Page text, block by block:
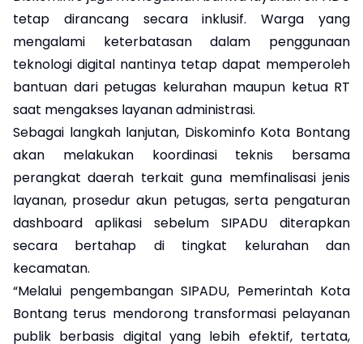
tetap dirancang secara inklusif. Warga yang
mengalami keterbatasan dalam penggunaan
teknologi digital nantinya tetap dapat memperoleh
bantuan dari petugas kelurahan maupun ketua RT
saat mengakses layanan administrasi.
Sebagai langkah lanjutan, Diskominfo Kota Bontang
akan melakukan koordinasi teknis bersama
perangkat daerah terkait guna memfinalisasi jenis
layanan, prosedur akun petugas, serta pengaturan
dashboard aplikasi sebelum SIPADU diterapkan
secara bertahap di tingkat kelurahan dan
kecamatan.
“Melalui pengembangan SIPADU, Pemerintah Kota
Bontang terus mendorong transformasi pelayanan
publik berbasis digital yang lebih efektif, tertata,